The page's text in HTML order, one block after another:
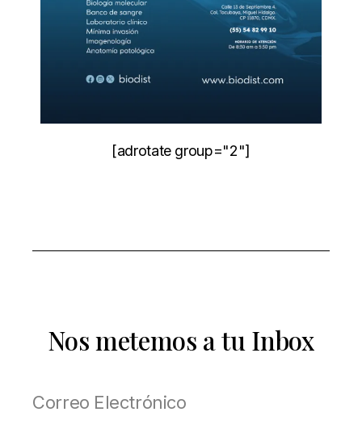
[adrotate group="2"]
Nos metemos a tu Inbox